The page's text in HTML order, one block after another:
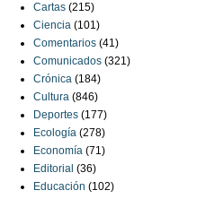
Cartas (215)
Ciencia (101)
Comentarios (41)
Comunicados (321)
Crónica (184)
Cultura (846)
Deportes (177)
Ecología (278)
Economía (71)
Editorial (36)
Educación (102)